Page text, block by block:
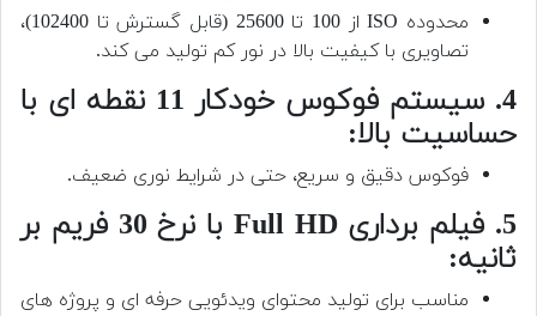
محدوده ISO از 100 تا 25600 (قابل گسترش تا 102400)،
تصاویری با کیفیت بالا در نور کم تولید می کند.
4. سیستم فوکوس خودکار 11 نقطه ای با
حساسیت بالا:
فوکوس دقیق و سریع، حتی در شرایط نوری ضعیف.
5. فیلم برداری Full HD با نرخ 30 فریم بر
ثانیه:
مناسب برای تولید محتوای ویدئویی حرفه ای و پروژه های